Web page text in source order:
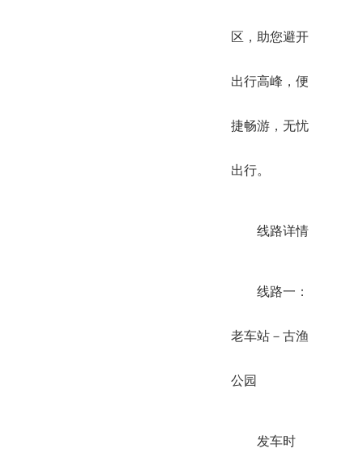
区，助您避开
出行高峰，便
捷畅游，无忧
出行。
线路详情
线路一：
老车站－古渔
公园
发车时